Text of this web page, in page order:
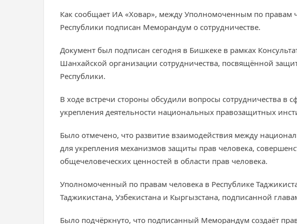
Как сообщает ИА «Ховар», между Уполномоченным по правам
Республики подписан Меморандум о сотрудничестве.
Документ был подписан сегодня в Бишкеке в рамках
Шанхайской организации сотрудничества, посвящённой
Республики.
В ходе встречи стороны обсудили вопросы сотрудничества
укрепления деятельности национальных правозащитных
Было отмечено, что развитие взаимодействия между
для укрепления механизмов защиты прав человека,
общечеловеческих ценностей в области прав человека.
Уполномоченный по правам человека в Республике
Таджикистана, Узбекистана и Кыргызстана, подписанной
Было подчёркнуто, что подписанный Меморандум создаёт